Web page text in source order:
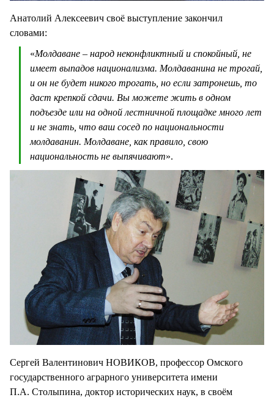
Анатолий Алексеевич своё выступление закончил
словами:
«Молдаване – народ неконфликтный и спокойный, не
имеет выпадов национализма. Молдаванина не трогай,
и он не будет никого трогать, но если затронешь, то
даст крепкой сдачи. Вы можете жить в одном
подъезде или на одной лестничной площадке много лет
и не знать, что ваш сосед по национальности
молдаванин. Молдаване, как правило, свою
национальность не выпячивают».
Сергей Валентинович НОВИКОВ, профессор Омского
государственного аграрного университета имени
П.А. Столыпина, доктор исторических наук, в своём